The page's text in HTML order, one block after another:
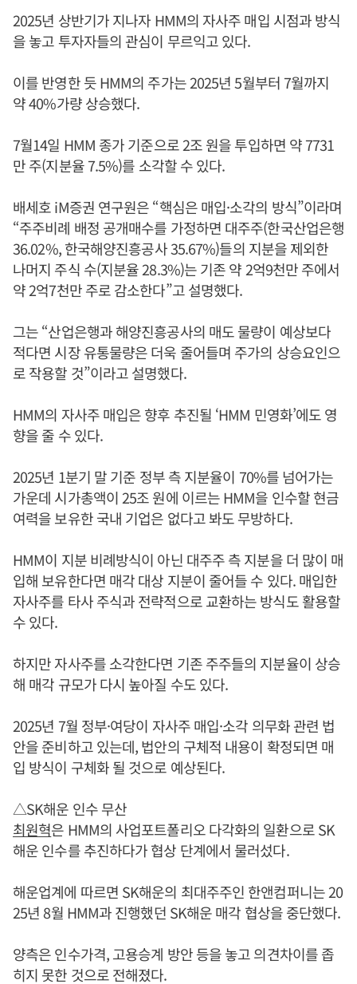
2025년 상반기가 지나자 HMM의 자사주 매입 시점과 방식
을 놓고 투자자들의 관심이 무르익고 있다.
이를 반영한 듯 HMM의 주가는 2025년 5월부터 7월까지
약 40%가량 상승했다.
7월14일 HMM 종가 기준으로 2조 원을 투입하면 약 7731
만 주(지분율 7.5%)를 소각할 수 있다.
배세호 iM증권 연구원은 “핵심은 매입·소각의 방식”이라며
“주주비례 배정 공개매수를 가정하면 대주주(한국산업은행
36.02%, 한국해양진흥공사 35.67%)들의 지분을 제외한
나머지 주식 수(지분율 28.3%)는 기존 약 2억9천만 주에서
약 2억7천만 주로 감소한다”고 설명했다.
그는 “산업은행과 해양진흥공사의 매도 물량이 예상보다
적다면 시장 유통물량은 더욱 줄어들며 주가의 상승요인으
로 작용할 것”이라고 설명했다.
HMM의 자사주 매입은 향후 추진될 ‘HMM 민영화’에도 영
향을 줄 수 있다.
2025년 1분기 말 기준 정부 측 지분율이 70%를 넘어가는
가운데 시가총액이 25조 원에 이르는 HMM을 인수할 현금
여력을 보유한 국내 기업은 없다고 봐도 무방하다.
HMM이 지분 비례방식이 아닌 대주주 측 지분을 더 많이 매
입해 보유한다면 매각 대상 지분이 줄어들 수 있다. 매입한
자사주를 타사 주식과 전략적으로 교환하는 방식도 활용할
수 있다.
하지만 자사주를 소각한다면 기존 주주들의 지분율이 상승
해 매각 규모가 다시 높아질 수도 있다.
2025년 7월 정부·여당이 자사주 매입·소각 의무화 관련 법
안을 준비하고 있는데, 법안의 구체적 내용이 확정되면 매
입 방식이 구체화 될 것으로 예상된다.
△SK해운 인수 무산
최원혁은 HMM의 사업포트폴리오 다각화의 일환으로 SK
해운 인수를 추진하다가 협상 단계에서 물러섰다.
해운업계에 따르면 SK해운의 최대주주인 한앤컴퍼니는 20
25년 8월 HMM과 진행했던 SK해운 매각 협상을 중단했다.
양측은 인수가격, 고용승계 방안 등을 놓고 의견차이를 좁
히지 못한 것으로 전해졌다.